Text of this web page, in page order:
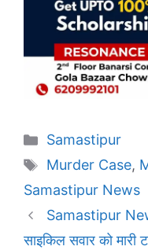
Categories
Samastipur
Tags
Murder Case,
Samastipur News
Samastipur
साइकिल सवार को मारी